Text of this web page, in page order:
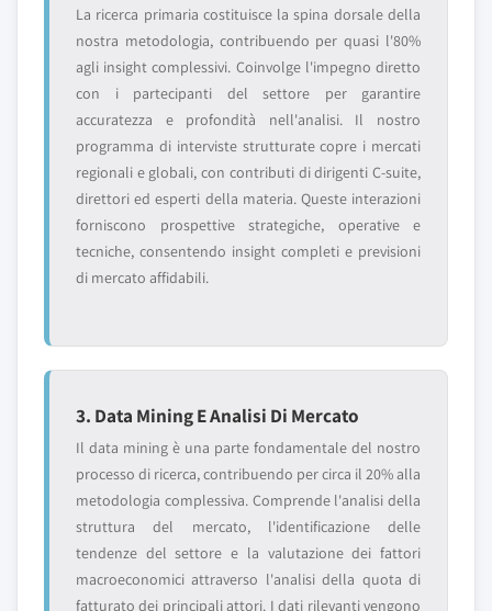
La ricerca primaria costituisce la spina dorsale della
nostra metodologia, contribuendo per quasi l'80%
agli insight complessivi. Coinvolge l'impegno diretto
con i partecipanti del settore per garantire
accuratezza e profondità nell'analisi. Il nostro
programma di interviste strutturate copre i mercati
regionali e globali, con contributi di dirigenti C-suite,
direttori ed esperti della materia. Queste interazioni
forniscono prospettive strategiche, operative e
tecniche, consentendo insight completi e previsioni
di mercato affidabili.
3. Data Mining E Analisi Di Mercato
Il data mining è una parte fondamentale del nostro
processo di ricerca, contribuendo per circa il 20% alla
metodologia complessiva. Comprende l'analisi della
struttura del mercato, l'identificazione delle
tendenze del settore e la valutazione dei fattori
macroeconomici attraverso l'analisi della quota di
fatturato dei principali attori. I dati rilevanti vengono